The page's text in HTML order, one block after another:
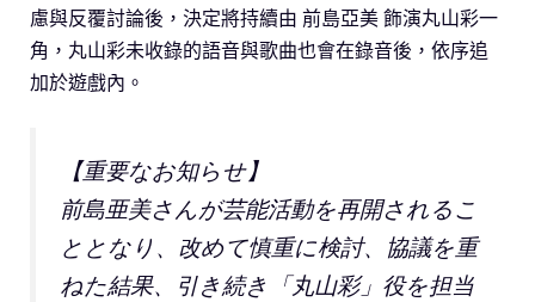
慮與反覆討論後，決定將持續由 前島亞美 飾演丸山彩一
角，丸山彩未收錄的語音與歌曲也會在錄音後，依序追
加於遊戲內。
【重要なお知らせ】
前島亜美さんが芸能活動を再開されるこ
ととなり、改めて慎重に検討、協議を重
ねた結果、引き続き「丸山彩」役を担当